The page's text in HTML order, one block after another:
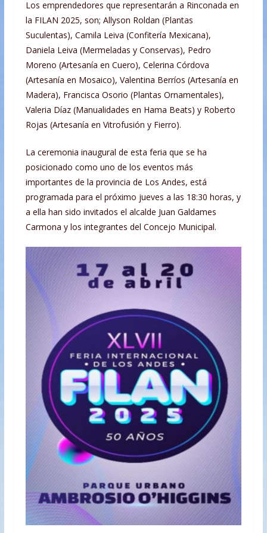
Los emprendedores que representarán a Rinconada en
la FILAN 2025, son; Allyson Roldan (Plantas
Suculentas), Camila Leiva (Confitería Mexicana),
Daniela Leiva (Mermeladas y Conservas), Pedro
Moreno (Artesanía en Cuero), Celerina Córdova
(Artesanía en Mosaico), Valentina Berríos (Artesanía en
Madera), Francisca Osorio (Plantas Ornamentales),
Valeria Díaz (Manualidades en Hama Beats) y Roberto
Rojas (Artesanía en Vitrofusión y Fierro).
La ceremonia inaugural de esta feria que se ha
posicionado como uno de los eventos más
importantes de la provincia de Los Andes, está
programada para el próximo jueves a las 18:30 horas, y
a ella han sido invitados el alcalde Juan Galdames
Carmona y los integrantes del Concejo Municipal.